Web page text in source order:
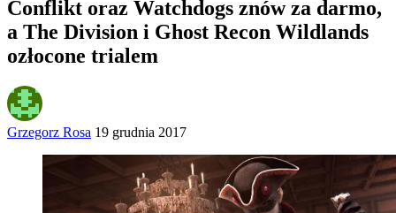
Conflikt oraz Watchdogs znów za darmo,
a The Division i Ghost Recon Wildlands
ozłocone trialem
Grzegorz Rosa 19 grudnia 2017